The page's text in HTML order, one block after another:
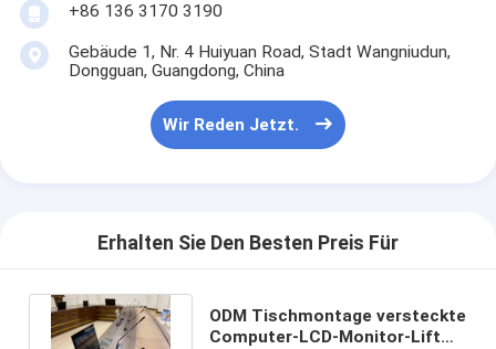
+86 136 3170 3190
Gebäude 1, Nr. 4 Huiyuan Road, Stadt Wangniudun,
Dongguan, Guangdong, China
Wir Reden Jetzt.
Erhalten Sie Den Besten Preis Für
ODM Tischmontage versteckte
Computer-LCD-Monitor-Lift